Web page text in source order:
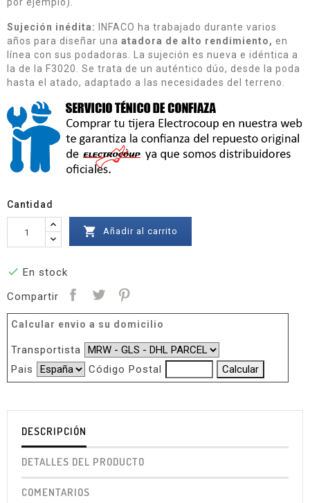
por ejemplo).
Sujeción inédita:
INFACO ha trabajado durante varios
años para diseñar una atadora de alto rendimiento, en
línea con sus podadoras. La sujeción es nueva e idéntica a
la de la F3020. Se trata de un auténtico dúo, desde la poda
hasta el atado, adaptado a las necesidades del terreno.
Cantidad
 Añadir al carrito
 En stock
Compartir
Calcular envio a su domicilio
Transportista
Pais
Código Postal
DESCRIPCIÓN
DETALLES DEL PRODUCTO
COMENTARIOS